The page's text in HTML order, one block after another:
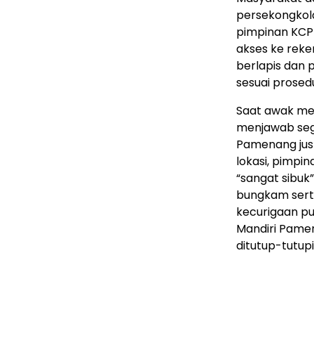
pimpinan
akses ke
berlapis dan
sesuai
Saat awak
menjawab
Pamenang
lokasi,
“sangat
bungkam
kecurigaan
Mandiri
ditutup-